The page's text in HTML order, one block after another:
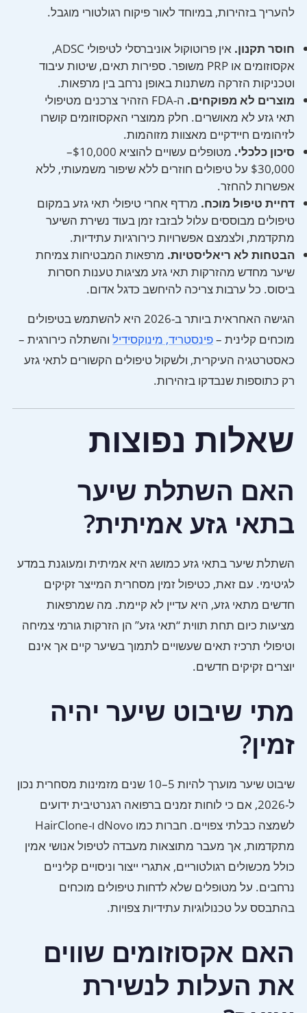
להעריך בזהירות, במיוחד לאור פיקוח רגולטורי מוגבל.
חוסר תקנון.
אין פרוטוקול אוניברסלי לטיפולי ADSC,
אקסוזומים או PRP משופר. ספירות תאים, שיטות עיבוד
וטכניקות הזרקה משתנות באופן נרחב בין מרפאות.
מוצרים לא מפוקחים.
ה-FDA הזהיר צרכנים מטיפולי
תאי גזע לא מאושרים. חלק ממוצרי האקסוזומים קושרו
לזיהומים חיידקיים מאצוות מזוהמות.
סיכון כלכלי.
מטופלים עשויים להוציא $10,000–
$30,000 על טיפולים חוזרים ללא שיפור משמעותי, ללא
אפשרות להחזר.
דחיית טיפול מוכח. מרדף אחרי טיפולי תאי גזע במקום
טיפולים מבוססים עלול לבזבז זמן בעוד נשירת השיער
מתקדמת, ולצמצם אפשרויות כירורגיות עתידיות.
הבטחות לא ריאליסטיות. מרפאות המבטיחות צמיחת
שיער מחדש מהזרקות תאי גזע מציגות טענות חסרות
ביסוס. כל ערבות צריכה להיחשב כדגל אדום.
הגישה האחראית ביותר ב-2026 היא להשתמש בטיפולים
מוכחים קלינית –פינסטריד, מינוקסידיל והשתלה כירורגית –
כאסטרטגיה העיקרית, ולשקול טיפולים הקשורים לתאי גזע
רק כתוספות שנבדקו בזהירות.
שאלות נפוצות
האם השתלת שיער
בתאי גזע אמיתית?
השתלת שיער בתאי גזע כמושג היא אמיתית ומעוגנת במדע
לגיטימי. עם זאת, כטיפול זמין מסחרית המייצר זקיקים
חדשים מתאי גזע, היא עדיין לא קיימת. מה שמרפאות
מציעות כיום תחת תווית “תאי גזע” הן הזרקות גורמי צמיחה
וטיפולי תרכיז תאים שעשויים לתמוך בשיער קיים אך אינם
יוצרים זקיקים חדשים.
מתי שיבוט שיער יהיה
זמין?
שיבוט שיער מוערך להיות 5–10 שנים מזמינות מסחרית נכון
ל-2026, אם כי לוחות זמנים ברפואה רגנרטיבית ידועים
לשמצה כבלתי צפויים. חברות כמו dNovo ו-HairClone
מתקדמות, אך מעבר מתוצאות מעבדה לטיפול אנושי אמין
כולל מכשולים רגולטוריים, אתגרי ייצור וניסויים קליניים
נרחבים. על מטופלים שלא לדחות טיפולים מוכחים
בהתבסס על טכנולוגיות עתידיות צפויות.
האם אקסוזומים שווים
את העלות לנשירת